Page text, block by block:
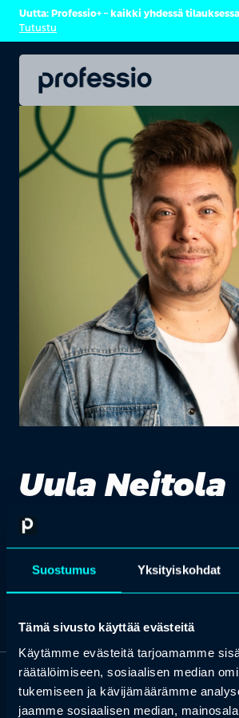
Suostumus Yksityiskohdat
Tämä sivusto käyttää evästeitä
Käytämme evästeitä tarjoamamme
räätälöimiseen, sosiaalisen median
tukemiseen ja kävijämäärämme
jaamme sosiaalisen median,
Uutta: Professio+ – kaikki yhdessä
Tutustu
Uula Neitola
Suomen Erämuseosäätiön
OTA YHTEYTTÄ
Keilaranta 1 A, 02150 Espoo